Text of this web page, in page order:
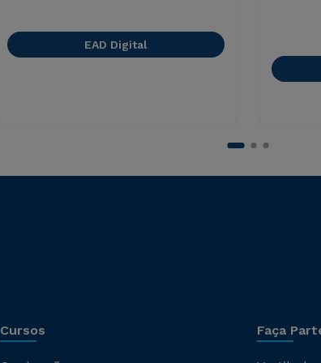
EAD Digital
Cursos Faça